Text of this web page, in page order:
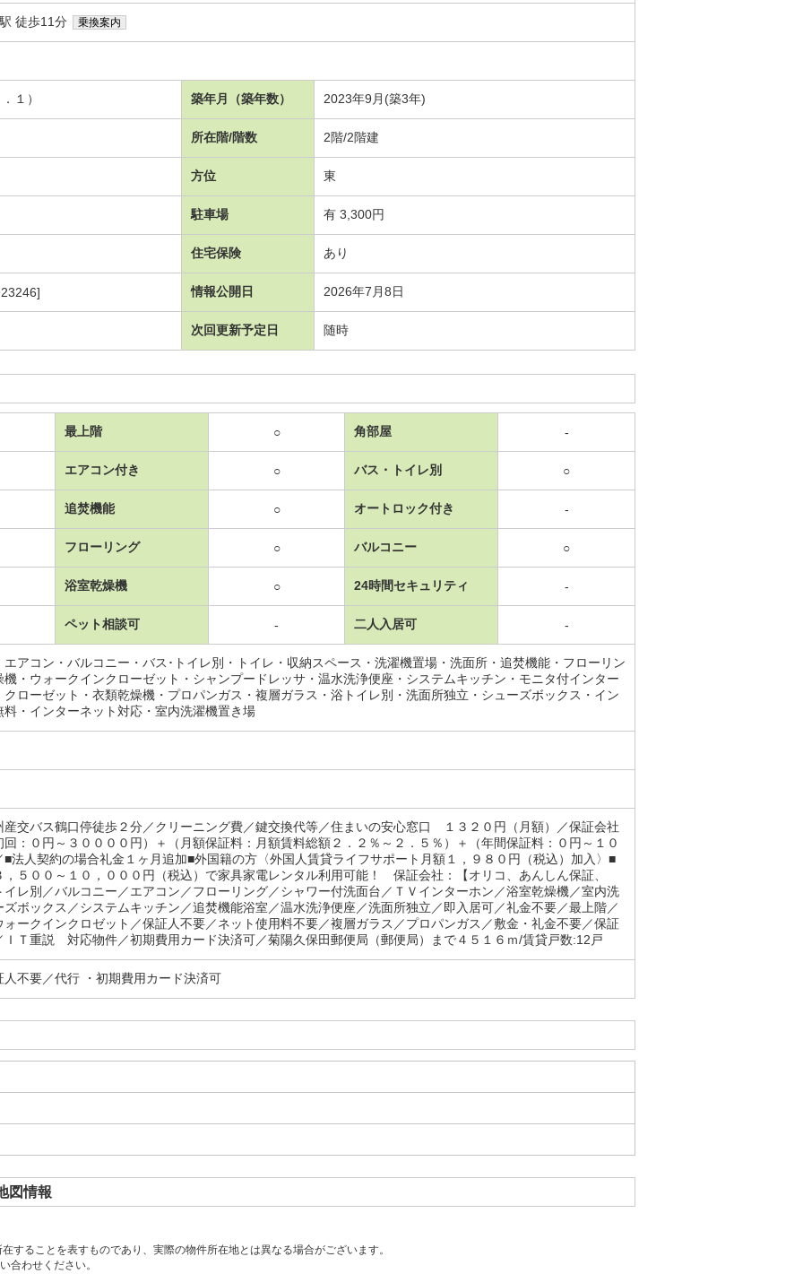
徒歩11分 乗換案内
１） 築年月（築年数） 2023年9月(築3年)
所在階/階数 2階/2階建
方位 東
駐車場 有 3,300円
住宅保険 あり
情報公開日 2026年7月8日
次回更新予定日 随時
最上階 ○ 角部屋 -
エアコン付き ○ バス・トイレ別 ○
追焚機能 ○ オートロック付き -
フローリング ○ バルコニー ○
浴室乾燥機 ○ 24時間セキュリティ -
ペット相談可 - 二人入居可 -
エアコン・バルコニー・バス･トイレ別・トイレ・収納スペース・洗濯機置場・洗面所・追焚機能・フローリン
機・ウォークインクローゼット・シャンプードレッサ・温水洗浄便座・システムキッチン・モニタ付インター
クローゼット・衣類乾燥機・プロパンガス・複層ガラス・浴トイレ別・洗面所独立・シューズボックス・イン
料・インターネット対応・室内洗濯機置き場
産交バス鶴口停徒歩２分／クリーニング費／鍵交換代等／住まいの安心窓口 １３２０円（月額）／保証会社
回：０円～３００００円）＋（月額保証料：月額賃料総額２．２％～２．５％）＋（年間保証料：０円～１０
■法人契約の場合礼金１ヶ月追加■外国籍の方〈外国人賃貸ライフサポート月額１，９８０円（税込）加入〉■
，５００～１０，０００円（税込）で家具家電レンタル利用可能！ 保証会社：【オリコ、あんしん保証、
イレ別／バルコニー／エアコン／フローリング／シャワー付洗面台／ＴＶインターホン／浴室乾燥機／室内洗
ズボックス／システムキッチン／追焚機能浴室／温水洗浄便座／洗面所独立／即入居可／礼金不要／最上階／
ォークインクロゼット／保証人不要／ネット使用料不要／複層ガラス／プロパンガス／敷金・礼金不要／保証
ＩＴ重説 対応物件／初期費用カード決済可／菊陽久保田郵便局（郵便局）まで４５１６ｍ/賃貸戸数:12戸
人不要／代行 ・初期費用カード決済可
図情報
することを表すものであり、実際の物件所在地とは異なる場合がございます。
合わせください。